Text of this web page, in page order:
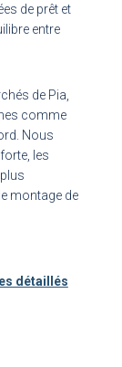
de prêt et
entre
de Pia,
comme
Nous
les
montage de
détaillés